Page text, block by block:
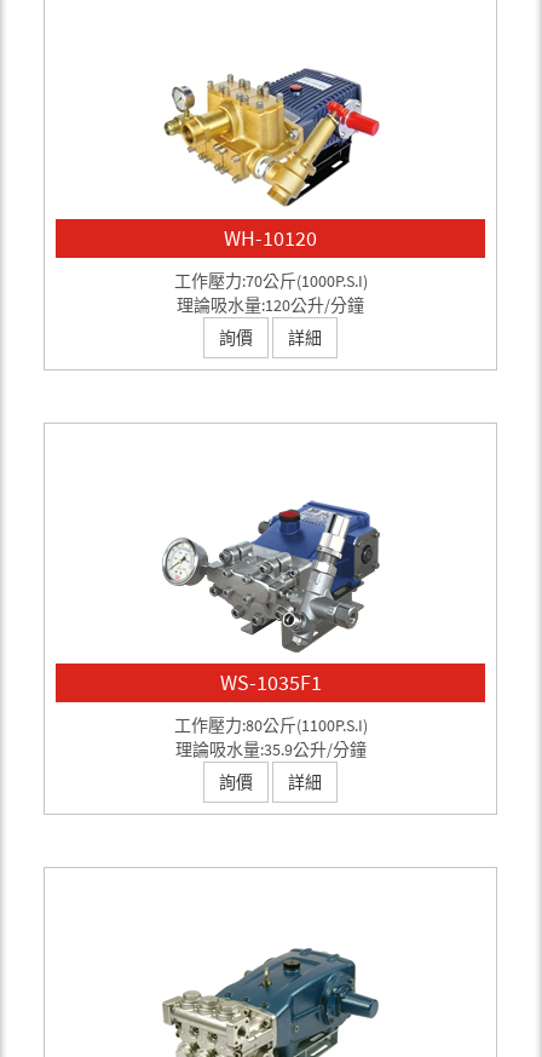
WH-10120
工作壓力:70公斤(1000P.S.I)
理論吸水量:120公升/分鐘
詢價
詳細
WS-1035F1
工作壓力:80公斤(1100P.S.I)
理論吸水量:35.9公升/分鐘
詢價
詳細